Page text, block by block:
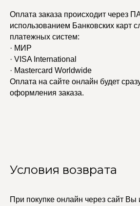
Оплата заказа происходит
использованием Банковских карт
платежных систем:
· МИР
· VISA International
· Mastercard Worldwide
Оплата на сайте онлайн будет
оформления заказа.
Условия возврата
При покупке онлайн через сайт Вы